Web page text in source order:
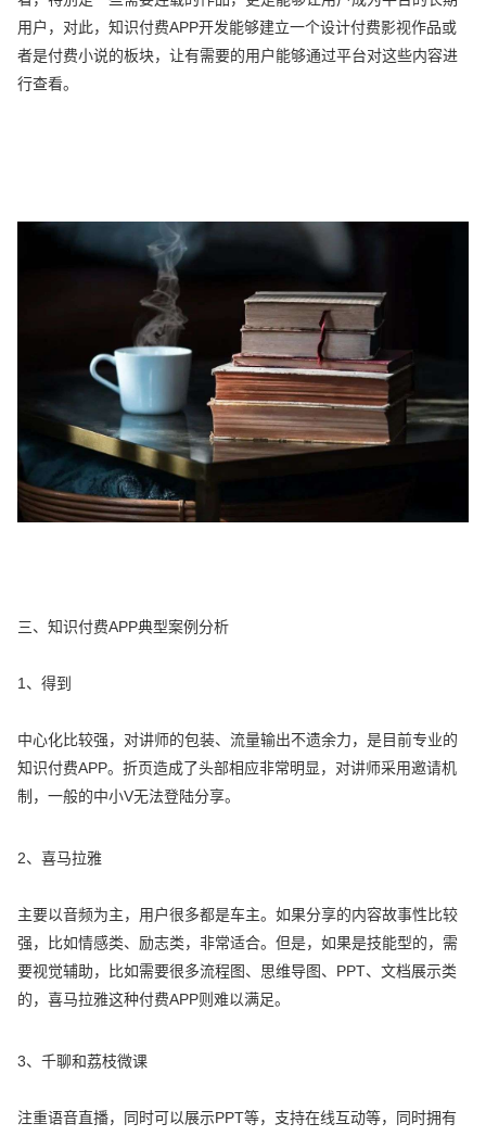
用户，对此，知识付费APP开发能够建立一个设计付费影视作品或
者是付费小说的板块，让有需要的用户能够通过平台对这些内容进
行查看。
三、知识付费APP典型案例分析
1、得到
中心化比较强，对讲师的包装、流量输出不遗余力，是目前专业的
知识付费APP。折页造成了头部相应非常明显，对讲师采用邀请机
制，一般的中小V无法登陆分享。
2、喜马拉雅
主要以音频为主，用户很多都是车主。如果分享的内容故事性比较
强，比如情感类、励志类，非常适合。但是，如果是技能型的，需
要视觉辅助，比如需要很多流程图、思维导图、PPT、文档展示类
的，喜马拉雅这种付费APP则难以满足。
3、千聊和荔枝微课
注重语音直播，同时可以展示PPT等，支持在线互动等，同时拥有